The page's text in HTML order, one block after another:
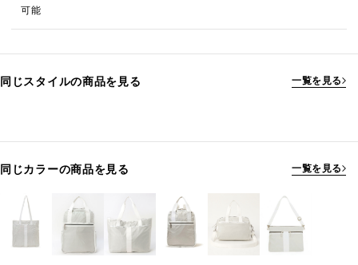
可能
同じスタイルの商品を見る 一覧を見る
同じカラーの商品を見る 一覧を見る